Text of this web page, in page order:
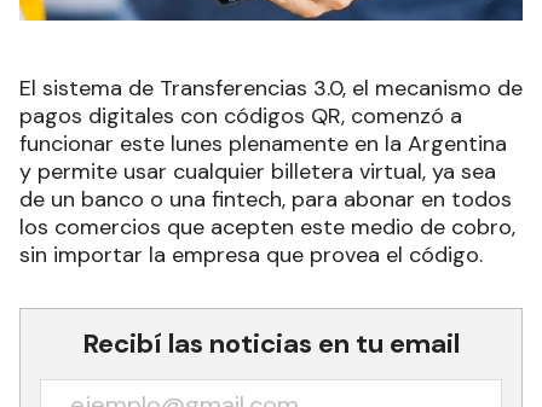
El sistema de Transferencias 3.0, el mecanismo de
pagos digitales con códigos QR, comenzó a
funcionar este lunes plenamente en la Argentina
y permite usar cualquier billetera virtual, ya sea
de un banco o una fintech, para abonar en todos
los comercios que acepten este medio de cobro,
sin importar la empresa que provea el código.
Recibí las noticias en tu email